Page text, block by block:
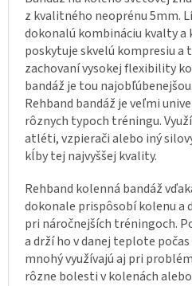
z kvalitného neoprénu 5mm.
dokonalú kombináciu kvalty
poskytuje skvelú kompresiu a
zachovaní vysokej flexibility
bandáž je tou
Rehband bandáž je veľmi
rôznych typoch tréningu.
atléti, vzpierači alebo iný
kĺby tej najvyššej kvality.
Rehband kolenná bandáž
dokonale prispôsobí kolenu a
pri náročnejších tréningoch.
a drží ho v danej teplote
mnohý využívajú aj pri
rôzne bolesti v kolenách